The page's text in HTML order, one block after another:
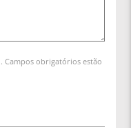
Campos obrigatórios estão